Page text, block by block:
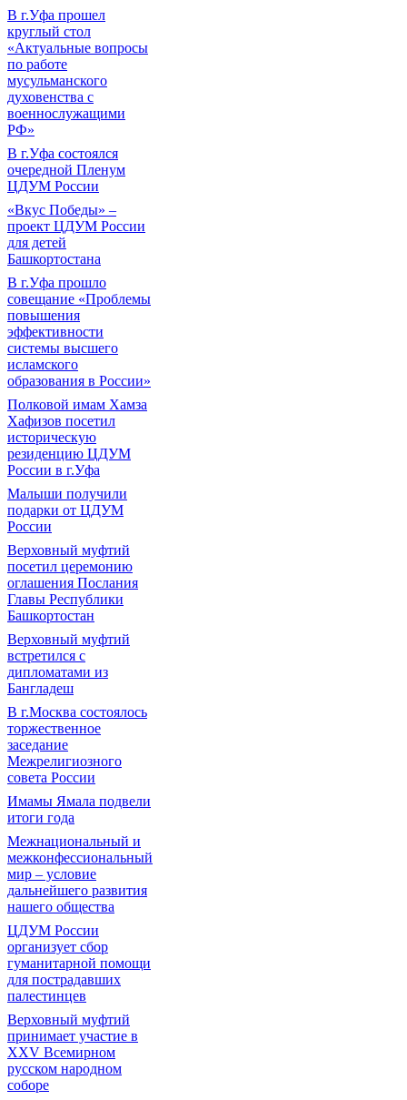
В г.Уфа прошел
круглый стол
«Актуальные вопросы
по работе
мусульманского
духовенства с
военнослужащими
РФ»
В г.Уфа состоялся
очередной Пленум
ЦДУМ России
«Вкус Победы» –
проект ЦДУМ России
для детей
Башкортостана
В г.Уфа прошло
совещание «Проблемы
повышения
эффективности
системы высшего
исламского
образования в России»
Полковой имам Хамза
Хафизов посетил
историческую
резиденцию ЦДУМ
России в г.Уфа
Малыши получили
подарки от ЦДУМ
России
Верховный муфтий
посетил церемонию
оглашения Послания
Главы Республики
Башкортостан
Верховный муфтий
встретился с
дипломатами из
Бангладеш
В г.Москва состоялось
торжественное
заседание
Межрелигиозного
совета России
Имамы Ямала подвели
итоги года
Межнациональный и
межконфессиональный
мир – условие
дальнейшего развития
нашего общества
ЦДУМ России
организует сбор
гуманитарной помощи
для пострадавших
палестинцев
Верховный муфтий
принимает участие в
XXV Всемирном
русском народном
соборе